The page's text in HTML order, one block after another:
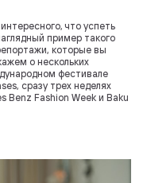
что успеть
пример такого
которые вы
о нескольких
фестивале
сразу трех неделях
Benz Fashion Week и Baku